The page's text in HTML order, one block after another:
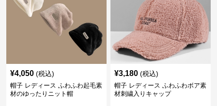
¥4,050 (税込)
帽子 レディース ふわふわ起毛素
材のゆったりニット帽
¥3,180 (税込)
帽子 レディース ふわふわボア素
材刺繍入りキャップ